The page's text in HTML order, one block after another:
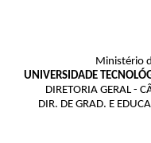
Ministério
UNIVERSIDADE
DIRETORIA GERAL -
DIR. DE GRAD. E